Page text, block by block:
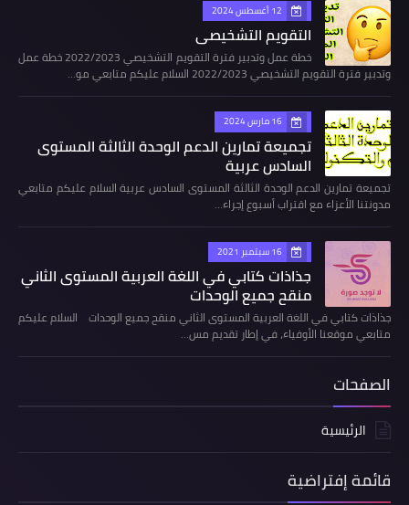
12 أغسطس 2024
التقويم التشخيصي
خطة عمل وتدبير فترة التقويم التشخيصي 2022/2023 خطة عمل
وتدبير فترة التقويم التشخيصي 2022/2023 السلام عليكم متابعي مو…
16 مارس 2024
تجميعة تمارين الدعم الوحدة الثالثة المستوى
السادس عربية
تجميعة تمارين الدعم الوحدة الثالثة المستوى السادس عربية السلام عليكم متابعي
مدونتنا الأعزاء مع اقتراب أسبوع إجراء…
16 سبتمبر 2021
جذاذات كتابي في اللغة العربية المستوى الثاني
منقح جميع الوحدات
جذاذات كتابي في اللغة العربية المستوى الثاني منقح جميع الوحدات السلام عليكم
متابعي موقعنا الأوفياء، في إطار تقديم مس…
الصفحات
الرئيسية
قائمة إفتراضية